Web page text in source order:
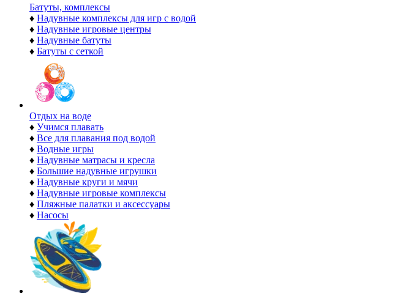
Батуты, комплексы
♦ Надувные комплексы для игр с водой
♦ Надувные игровые центры
♦ Надувные батуты
♦ Батуты с сеткой
Отдых на воде
♦ Учимся плавать
♦ Все для плавания под водой
♦ Водные игры
♦ Надувные матрасы и кресла
♦ Большие надувные игрушки
♦ Надувные круги и мячи
♦ Надувные игровые комплексы
♦ Пляжные палатки и аксессуары
♦ Насосы